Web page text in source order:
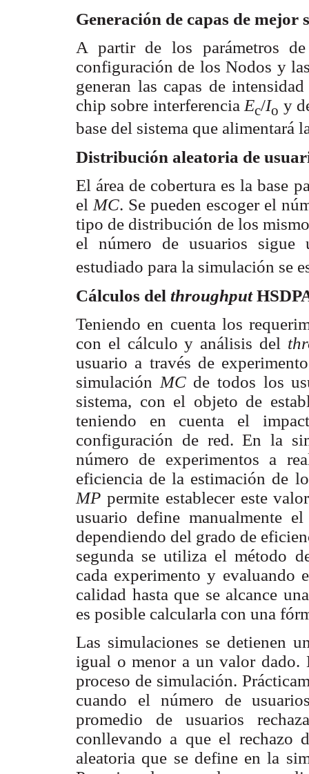
Generación de capas de mejor
A partir de los parámetros
configuración de los Nodos y
generan las capas de
chip sobre interferencia Ec/Io y
base del sistema que alimentará
Distribución aleatoria de
El área de cobertura es la base
el MC. Se pueden escoger el
tipo de distribución de los
el número de usuarios
estudiado para la simulación se
Cálculos del throughput
Teniendo en cuenta los
con el cálculo y análisis del
usuario a través de
simulación MC de todos los
sistema, con el objeto de
teniendo en cuenta el
configuración de red. En la
número de experimentos a
eficiencia de la estimación de
MP permite establecer este
usuario define manualmente
dependiendo del grado de
segunda se utiliza el método
cada experimento y evaluando
calidad hasta que se alcance
es posible calcularla con una
Las simulaciones se detienen
igual o menor a un valor dado.
proceso de simulación.
cuando el número de
promedio de usuarios
conllevando a que el rechazo
aleatoria que se define en la